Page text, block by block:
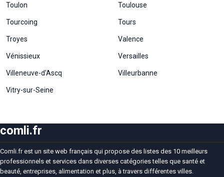
Toulon Toulouse
Tourcoing Tours
Troyes Valence
Vénissieux Versailles
Villeneuve-d'Ascq Villeurbanne
Vitry-sur-Seine
comli.fr
Comli.fr est un site web français qui propose des listes des 10 meilleurs
professionnels et services dans diverses catégories telles que santé et
beauté, entreprises, alimentation et plus, à travers différentes villes.